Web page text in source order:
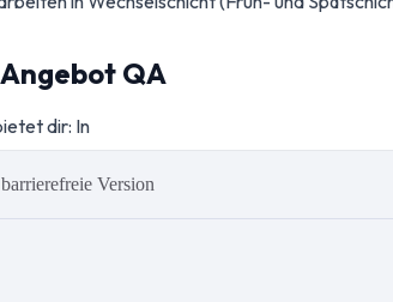
barrierefreie Version